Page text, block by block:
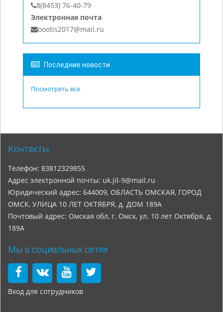
8(8453) 76-40-79
Электронная почта
oootis2017@mail.ru
Последние новости
Посмотреть все
Контакты
Телефон: 83812329855
Адрес электронной почты: uk.jil-9@mail.ru
Юридический адрес: 644009, ОБЛАСТЬ ОМСКАЯ, ГОРОД
ОМСК, УЛИЦА 10 ЛЕТ ОКТЯБРЯ, д. ДОМ 189А
Почтовый адрес: Омская обл, г. Омск, ул. 10 лет Октября, д.
189А
Мы в социальных сетях
Вход для сотрудников